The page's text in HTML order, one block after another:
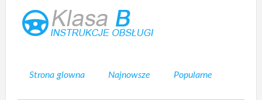
Strona glowna Najnowsze Popularne